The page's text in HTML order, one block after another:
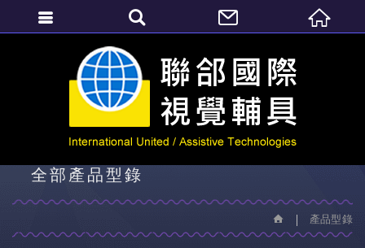
產品型錄
全部產品型錄
產品型錄